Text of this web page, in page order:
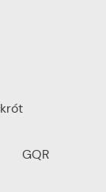
2026: